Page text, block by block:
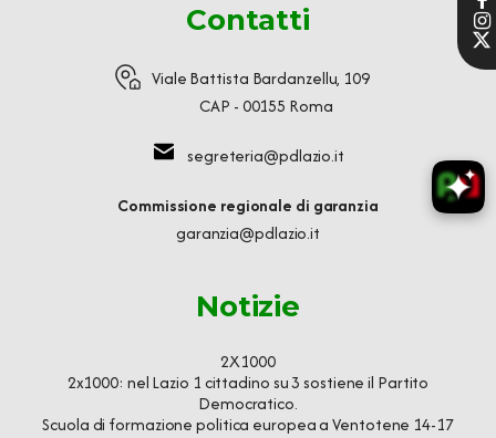
Contatti
Viale Battista Bardanzellu, 109
CAP - 00155 Roma
segreteria@pdlazio.it
Commissione regionale di garanzia
garanzia@pdlazio.it
Notizie
2X1000
2x1000: nel Lazio 1 cittadino su 3 sostiene il Partito
Democratico.
Scuola di formazione politica europea a Ventotene 14-17